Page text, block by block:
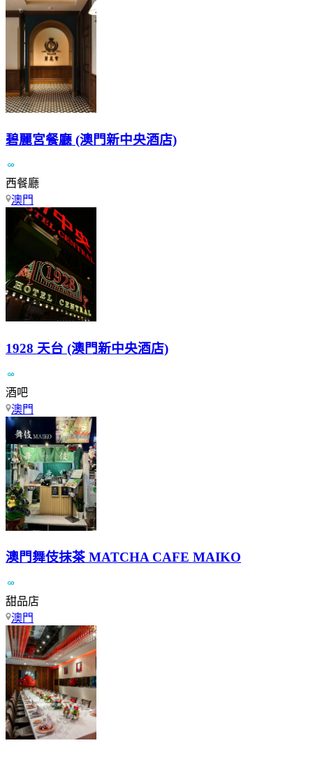
碧麗宮餐廳 (澳門新中央酒店)
西餐廳
澳門
1928 天台 (澳門新中央酒店)
酒吧
澳門
澳門舞伎抹茶 MATCHA CAFE MAIKO
甜品店
澳門